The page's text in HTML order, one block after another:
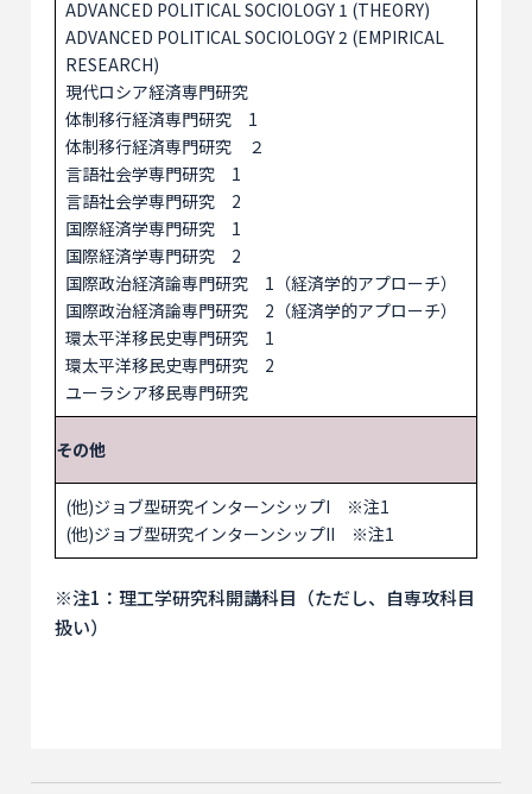
ADVANCED POLITICAL SOCIOLOGY 1 (THEORY)
ADVANCED POLITICAL SOCIOLOGY 2 (EMPIRICAL
RESEARCH)
現代ロシア経済専門研究
体制移行経済専門研究 1
体制移行経済専門研究 ２
言語社会学専門研究 1
言語社会学専門研究 2
国際経済学専門研究 1
国際経済学専門研究 2
国際政治経済論専門研究 1（経済学的アプローチ）
国際政治経済論専門研究 2（経済学的アプローチ）
環太平洋移民史専門研究 1
環太平洋移民史専門研究 2
ユーラシア移民専門研究
その他
(他)ジョブ型研究インターンシップI ※注1
(他)ジョブ型研究インターンシップII ※注1
※注1：理工学研究科開講科目（ただし、自専攻科目
扱い）